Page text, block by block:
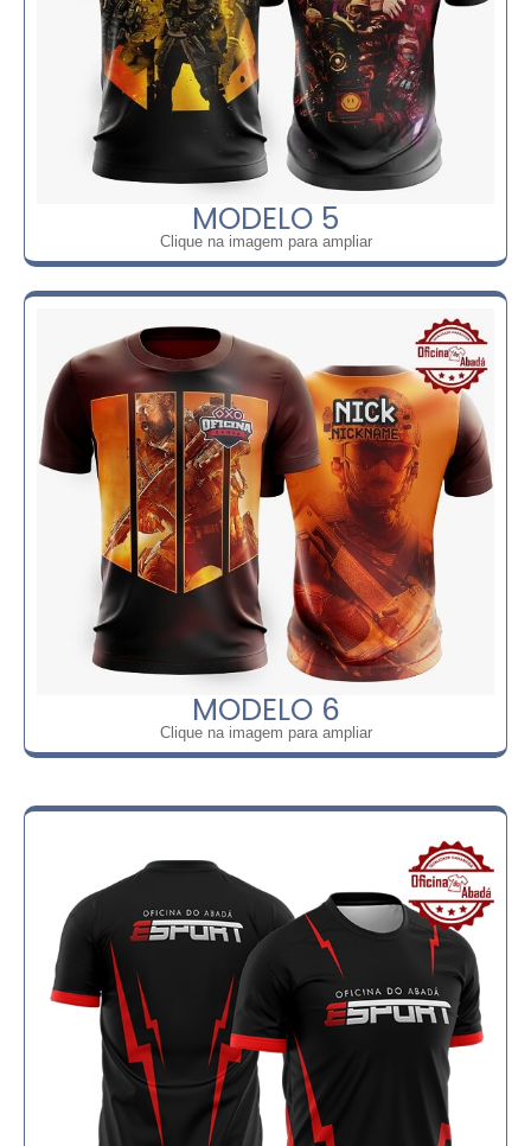
MODELO 5
Clique na imagem para ampliar
MODELO 6
Clique na imagem para ampliar